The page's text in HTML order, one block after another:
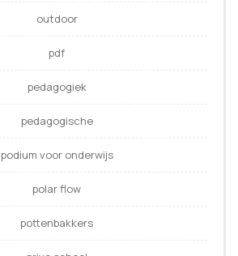
outdoor
pdf
pedagogiek
pedagogische
podium voor onderwijs
polar flow
pottenbakkers